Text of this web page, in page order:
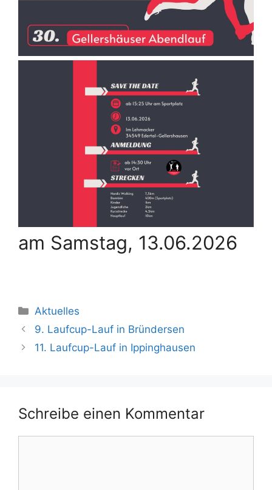
am Samstag, 13.06.2026
Kategorien
Aktuelles
9. Laufcup-Lauf in Bründersen
11. Laufcup-Lauf in Ippinghausen
Schreibe einen Kommentar